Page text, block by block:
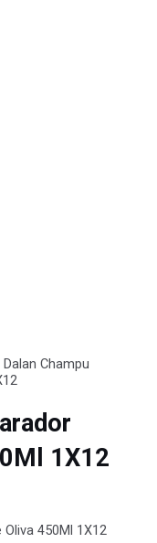
Champu
1X12
450Ml 1X12